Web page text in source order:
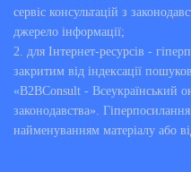
сервіс консультацій з
джерело інформації;
2. для Інтернет-ресурсів -
закритим від індексації
«B2BConsult - Всеукраїнський
законодавства».
найменуванням матеріалу або